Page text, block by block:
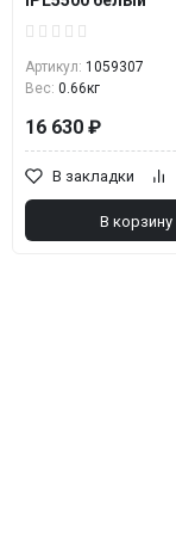
Артикул: 1059307
Вес: 0.66кг
16 630 ₽
В закладки
В корзину